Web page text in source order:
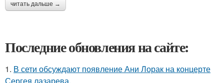
читать дальше →
Последние обновления на сайте:
1. В сети обсуждают появление Ани Лорак на концерте